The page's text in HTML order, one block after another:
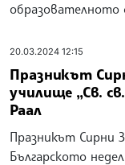
образователното
20.03.2024 12:15
Празникът
училище „Св.
Раал
Празникът Сирни
Българското